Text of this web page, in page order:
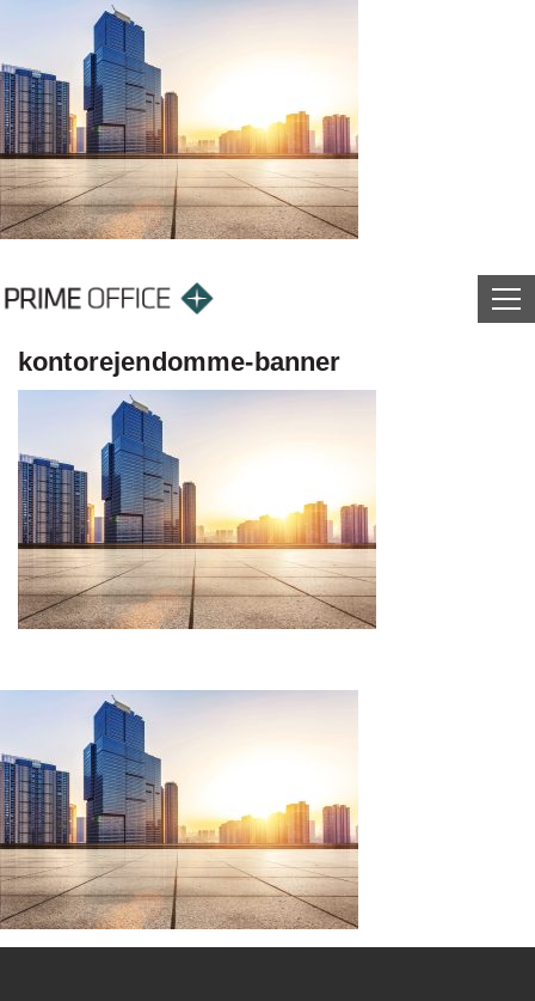
kontorejendomme-banner